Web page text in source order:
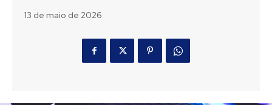
13 de maio de 2026